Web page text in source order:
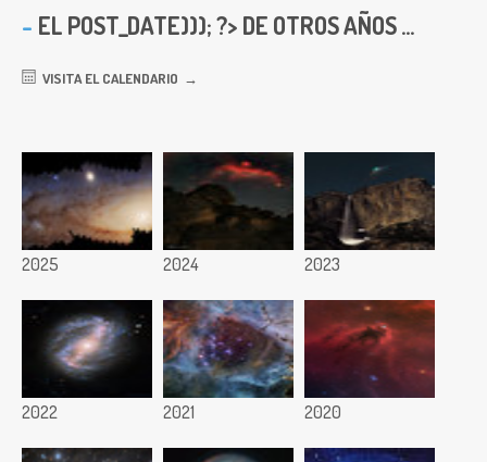
EL POST_DATE))); ?> DE OTROS AÑOS ...
VISITA EL CALENDARIO
2025 2024 2023
2022 2021 2020